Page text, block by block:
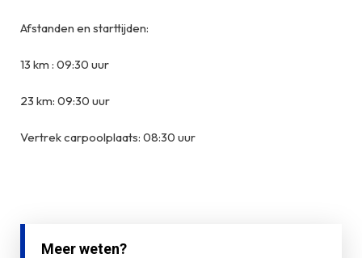
Afstanden en starttijden:
13 km : 09:30 uur
23 km: 09:30 uur
Vertrek carpoolplaats: 08:30 uur
Meer weten?